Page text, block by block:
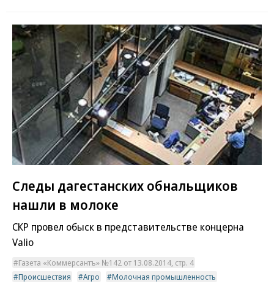
Следы дагестанских обнальщиков
нашли в молоке
СКР провел обыск в представительстве концерна
Valio
Газета «Коммерсантъ» №142 от 13.08.2014, стр. 4
Происшествия
Агро
Молочная промышленность